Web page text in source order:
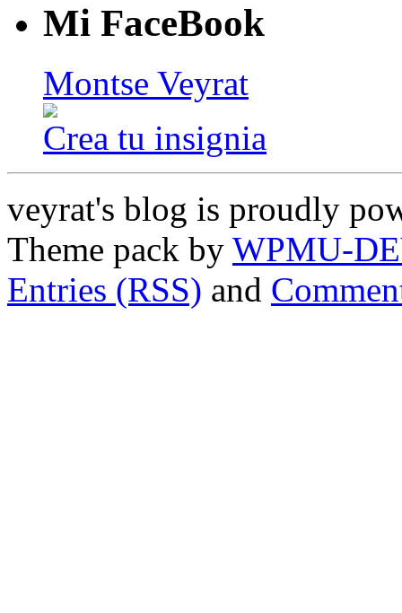
Mi FaceBook
Montse Veyrat
Crea tu insignia
veyrat's blog is proudly
Theme pack by WPMU-
Entries (RSS) and